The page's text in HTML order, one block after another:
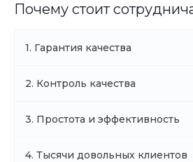
Почему стоит
1. Гарантия качества
2. Контроль качества
3. Простота и эффективность
4. Тысячи довольных клиентов